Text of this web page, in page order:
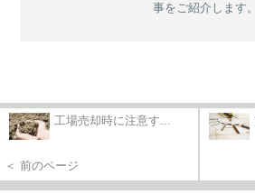
事をご紹介します。
工場売却時に注意す...
＜ 前のページ